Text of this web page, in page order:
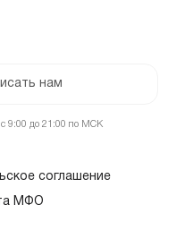
нам
с 9:00 до 21:00 по МСК
соглашение
МФО